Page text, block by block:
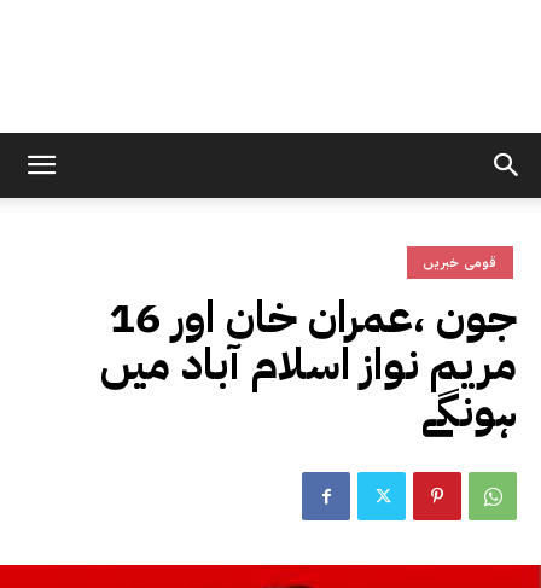
قومی خبریں
16 جون ،عمران خان اور
مریم نواز اسلام آباد میں
ہونگے